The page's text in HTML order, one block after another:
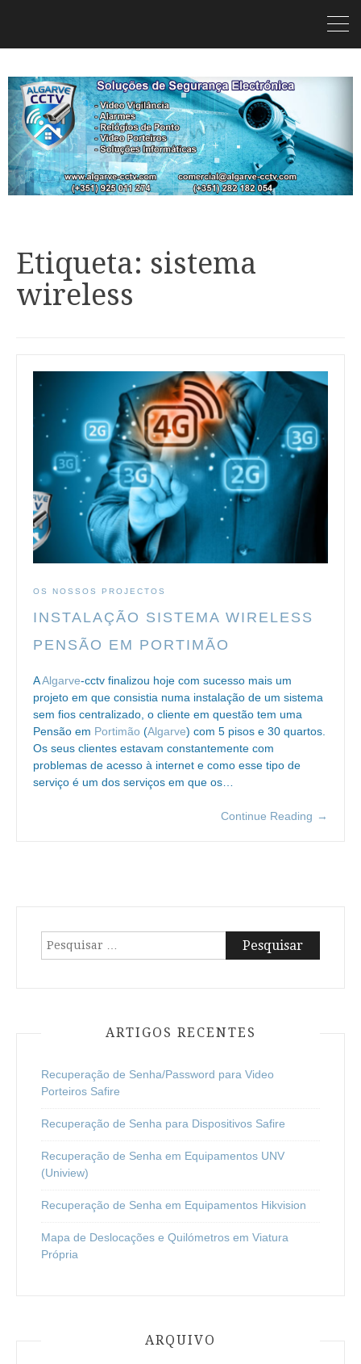
Etiqueta: sistema
wireless
OS NOSSOS PROJECTOS
INSTALAÇÃO SISTEMA WIRELESS
PENSÃO EM PORTIMÃO
AAlgarve-cctv finalizou hoje com sucesso mais um
projeto em que consistia numa instalação de um sistema
sem fios centralizado, o cliente em questão tem uma
Pensão em Portimão (Algarve) com 5 pisos e 30 quartos.
Os seus clientes estavam constantemente com
problemas de acesso à internet e como esse tipo de
serviço é um dos serviços em que os…
Continue Reading →
Pesquisar
por:
ARTIGOS RECENTES
Recuperação de Senha/Password para Video
Porteiros Safire
Recuperação de Senha para Dispositivos Safire
Recuperação de Senha em Equipamentos UNV
(Uniview)
Recuperação de Senha em Equipamentos Hikvision
Mapa de Deslocações e Quilómetros em Viatura
Própria
ARQUIVO